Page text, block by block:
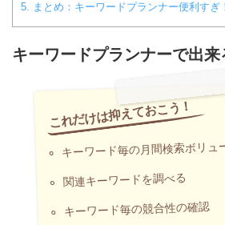
5. まとめ：キーワードプランナー便利すぎ
キーワードプランナーで出来
キーワード毎の月間検索ボリュ
関連キーワードを調べる
キーワード毎の競合性の確認